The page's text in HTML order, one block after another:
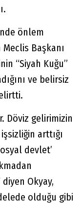
önlem
Başkanı
“Siyah Kuğu”
ve belirsiz
Döviz gelirimizin
arttığı
devlet’
Okyay,
olduğu gibi